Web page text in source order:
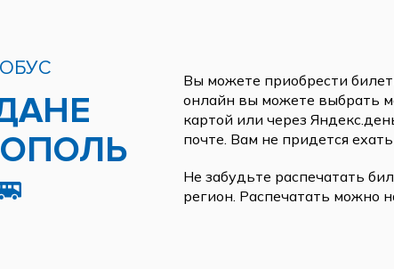
Вы можете приобрести
онлайн вы можете выбрать
картой или через
почте. Вам не придется
Не забудьте распечатать
регион. Распечатать можно